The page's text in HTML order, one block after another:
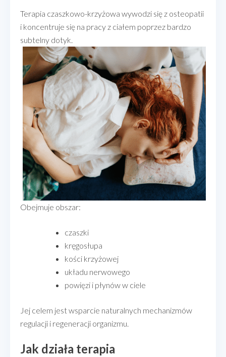
Terapia czaszkowo-krzyżowa wywodzi się z osteopatii
i koncentruje się na pracy z ciałem poprzez bardzo
subtelny dotyk.
Obejmuje obszar:
czaszki
kręgosłupa
kości krzyżowej
układu nerwowego
powięzi i płynów w ciele
Jej celem jest wsparcie naturalnych mechanizmów
regulacji i regeneracji organizmu.
Jak działa terapia